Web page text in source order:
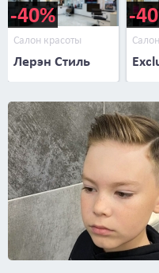
-40%
Салон красоты
Лерэн Стиль
-